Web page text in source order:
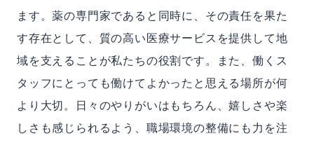
ます。薬の専門家であると同時に、その責任を果た
す存在として、質の高い医療サービスを提供して地
域を支えることが私たちの役割です。また、働くス
タッフにとっても働けてよかったと思える場所が何
より大切。日々のやりがいはもちろん、嬉しさや楽
しさも感じられるよう、職場環境の整備にも力を注